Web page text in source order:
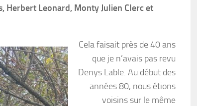
Herbert Leonard, Monty Julien Clerc et
Cela faisait près de 40 ans
que je n’avais pas revu
Denys Lable. Au début des
années 80, nous étions
voisins sur le même